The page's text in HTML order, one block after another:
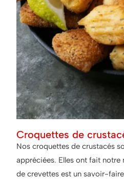
Croquettes de
Nos croquettes de crustacés
appréciées. Elles ont fait
de crevettes est un savoir-